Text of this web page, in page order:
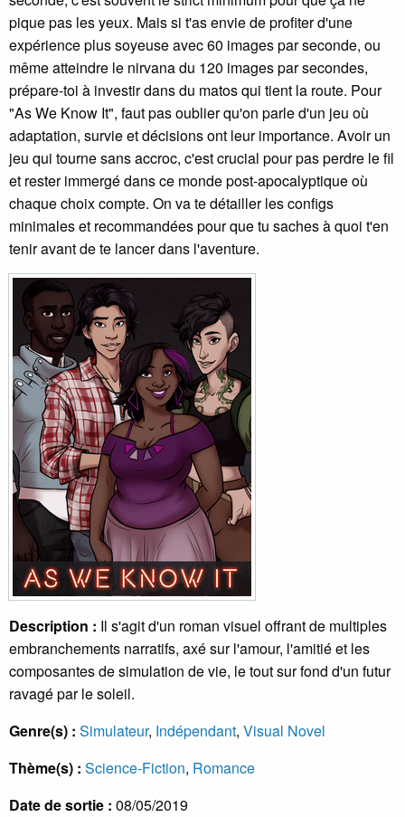
pique pas les yeux. Mais si t'as envie de profiter d'une
expérience plus soyeuse avec 60 images par seconde, ou
même atteindre le nirvana du 120 images par secondes,
prépare-toi à investir dans du matos qui tient la route. Pour
"As We Know It", faut pas oublier qu'on parle d'un jeu où
adaptation, survie et décisions ont leur importance. Avoir un
jeu qui tourne sans accroc, c'est crucial pour pas perdre le fil
et rester immergé dans ce monde post-apocalyptique où
chaque choix compte. On va te détailler les configs
minimales et recommandées pour que tu saches à quoi t'en
tenir avant de te lancer dans l'aventure.
Description : Il s'agit d'un roman visuel offrant de multiples
embranchements narratifs, axé sur l'amour, l'amitié et les
composantes de simulation de vie, le tout sur fond d'un futur
ravagé par le soleil.
Genre(s) : Simulateur, Indépendant, Visual Novel
Thème(s) : Science-Fiction, Romance
Date de sortie : 08/05/2019